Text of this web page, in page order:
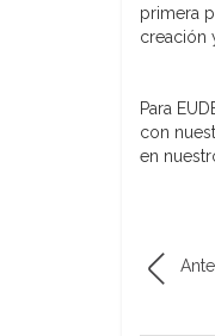
primera
creación
Para
con
en